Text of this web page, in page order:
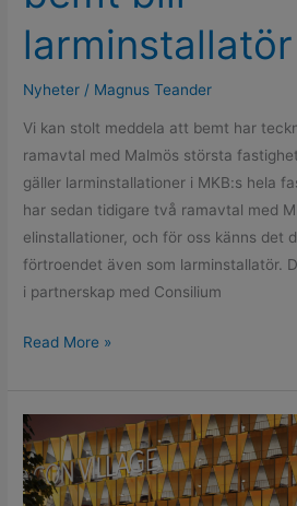
Nyheter / Magnus Teander
Vi kan stolt meddela att bemt har
ramavtal med Malmös största
gäller larminstallationer i MKB:s hela
har sedan tidigare två ramavtal med
elinstallationer, och för oss känns det
förtroendet även som larminstallatör.
i partnerskap med Consilium
Read More »
bemt
installerar
p-